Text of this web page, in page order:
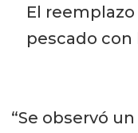
El
pescado
mar.
“Se observó